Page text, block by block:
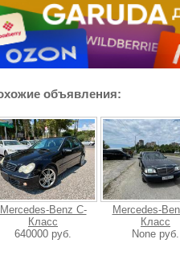
объявления:
Mercedes-Benz C-
Класс
640000 руб.
Mercedes-
Класс
None руб.